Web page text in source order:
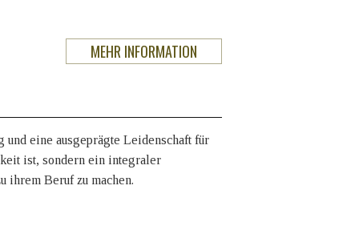
MEHR INFORMATION
eine ausgeprägte Leidenschaft für
ist, sondern ein integraler
ihrem Beruf zu machen.